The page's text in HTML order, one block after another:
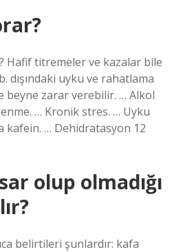
Hafif titremeler ve kazalar bile
dışındaki uyku ve rahatlama
beyne zarar verebilir. … Alkol
… Kronik stres. … Uyku
kafein. … Dehidratasyon 12
olup olmadığı
belirtileri şunlardır: kafa